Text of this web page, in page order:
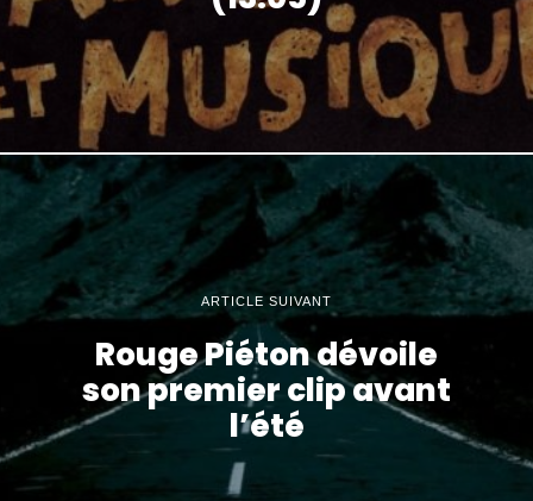
ARTICLE SUIVANT
Rouge Piéton dévoile
son premier clip avant
l’été